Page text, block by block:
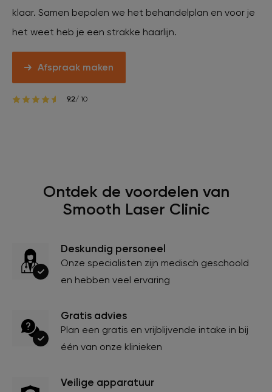
klaar. Samen bepalen we het behandelplan en voor je
het weet heb je een strakke haarlijn.
Afspraak maken
9.2/ 10
Ontdek de voordelen van
Smooth Laser Clinic
Deskundig personeel
Onze specialisten zijn medisch geschoold
en hebben veel ervaring
Gratis advies
Plan een gratis en vrijblijvende intake in bij
één van onze klinieken
Veilige apparatuur